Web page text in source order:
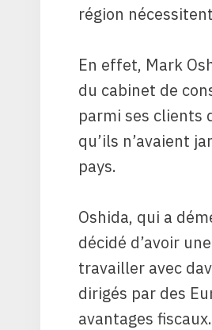
région
En effet, Mark
du cabinet de
parmi ses clients
qu’ils n’avaient
pays.
Oshida, qui a
décidé d’avoir
travailler avec
dirigés par des
avantages fiscaux.